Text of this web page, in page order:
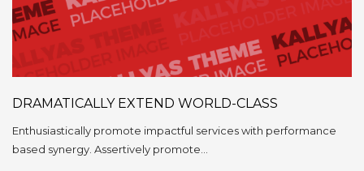
DRAMATICALLY EXTEND WORLD-CLASS
Enthusiastically promote impactful services with performance
based synergy. Assertively promote…